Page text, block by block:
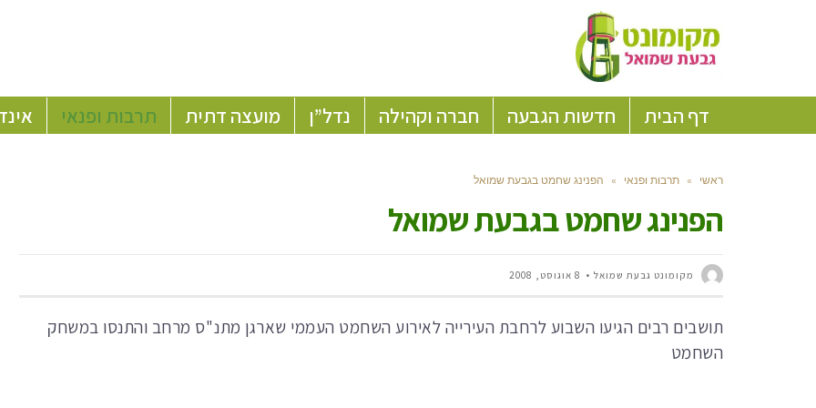
דף הבית חדשות הגבעה חברה וקהילה נדל”ן מועצה דתית תרבות ופנאי
ראשי » תרבות ופנאי » הפנינג שחמט בגבעת שמואל
הפנינג שחמט בגבעת שמואל
מקומונט גבעת שמואל 8 אוגוסט, 2008
תושבים רבים הגיעו השבוע לרחבת העירייה לאירוע השחמט העממי שארגן מתנ"ס מרחב והתנסו במשחק
השחמט